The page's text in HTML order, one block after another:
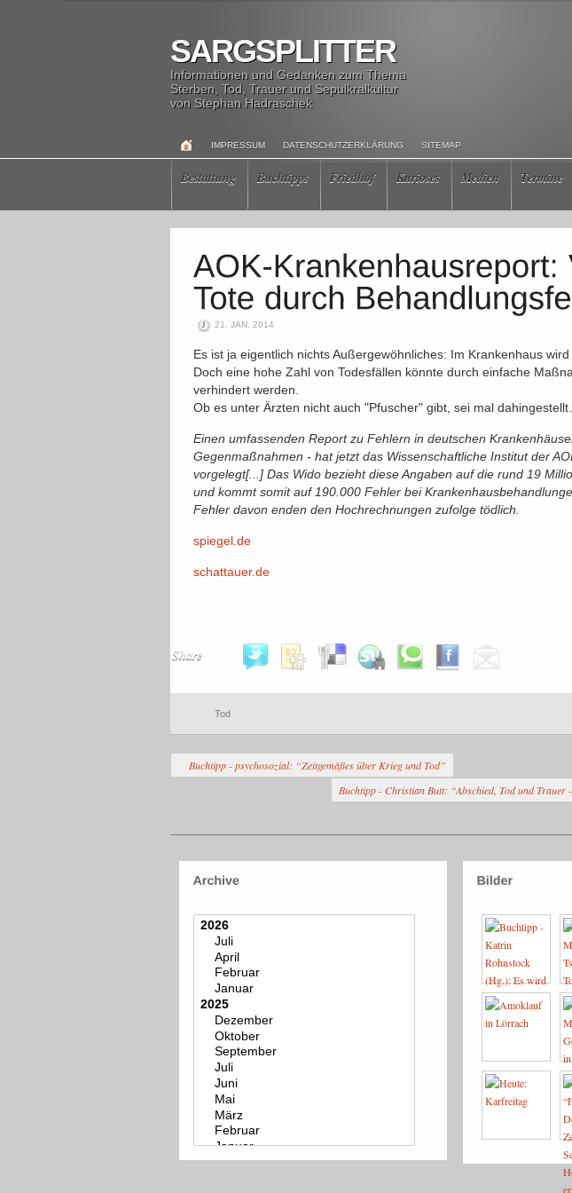
SARGSPLITTER
Informationen und Gedanken zum Thema
Sterben, Tod, Trauer und Sepulkralkultur
von Stephan Hadraschek
IMPRESSUM DATENSCHUTZERKLÄRUNG SITEMAP
Bestattung Buchtipps Friedhof Kurioses Medien Termine
21. JAN. 2014
Es ist ja eigentlich nichts Außergewöhnliches: Im Krankenhaus wird
Doch eine hohe Zahl von Todesfällen könnte durch einfache
verhindert werden.
Ob es unter Ärzten nicht auch "Pfuscher" gibt, sei mal
Einen umfassenden Report zu Fehlern in deutschen
Gegenmaßnahmen - hat jetzt das Wissenschaftliche Institut der
vorgelegt[...] Das Wido bezieht diese Angaben auf die rund 19
und kommt somit auf 190.000 Fehler bei
Fehler davon enden den Hochrechnungen zufolge tödlich.
spiegel.de
schattauer.de
Share
Tod
Buchtipp - psychosozial: “Zeitgemäßes über Krieg und Tod”
Buchtipp - Christian Butt: “Abschied, Tod und Trauer